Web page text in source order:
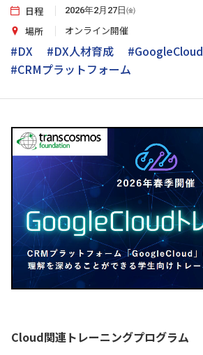
日程 2026年2月27日㈮
場所 オンライン開催
#DX #DX人材育成 #GoogleCloud
#CRMプラットフォーム
Cloud関連トレーニングプログラム